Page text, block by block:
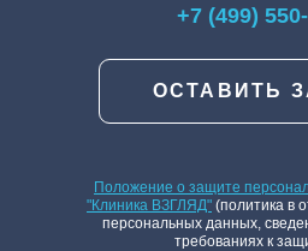
+7 (499)
ОСТАВИТЬ
Положение о защите
"Клиника ВЗГЛЯД" (политика в
персональных данных,
требованиях к